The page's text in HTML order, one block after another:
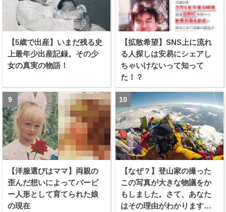
【5歳で出産】いまだ残る史
上最年少出産記録。その少
女の真実の物語！
【拡散希望】SNS上に流れ
る人探しは安易にシェアし
ちゃいけないって知って
た！？
【洋服選びはママ】両親の
歪んだ想いによってバービ
ー人形として育てられた娘
の現在
【なぜ？】登山家の撮った
この写真が大きな物議をか
もしました。さて、あなた
はその理由がわかります